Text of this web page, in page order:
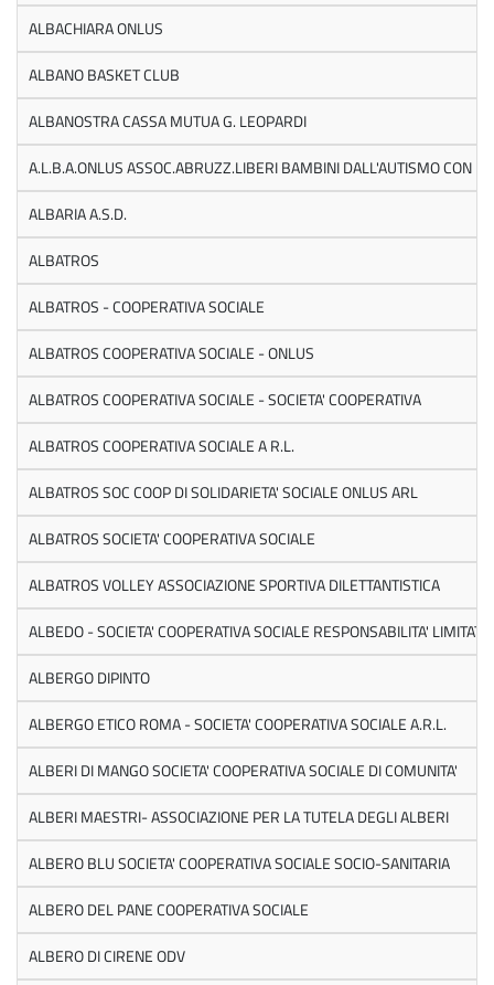
ALBACHIARA ONLUS
ALBANO BASKET CLUB
ALBANOSTRA CASSA MUTUA G. LEOPARDI
A.L.B.A.ONLUS ASSOC.ABRUZZ.LIBERI BAMBINI DALL'AUTISMO CON
ALBARIA A.S.D.
ALBATROS
ALBATROS - COOPERATIVA SOCIALE
ALBATROS COOPERATIVA SOCIALE - ONLUS
ALBATROS COOPERATIVA SOCIALE - SOCIETA' COOPERATIVA
ALBATROS COOPERATIVA SOCIALE A R.L.
ALBATROS SOC COOP DI SOLIDARIETA' SOCIALE ONLUS ARL
ALBATROS SOCIETA' COOPERATIVA SOCIALE
ALBATROS VOLLEY ASSOCIAZIONE SPORTIVA DILETTANTISTICA
ALBEDO - SOCIETA' COOPERATIVA SOCIALE RESPONSABILITA' LIMITATA
ALBERGO DIPINTO
ALBERGO ETICO ROMA - SOCIETA' COOPERATIVA SOCIALE A.R.L.
ALBERI DI MANGO SOCIETA' COOPERATIVA SOCIALE DI COMUNITA'
ALBERI MAESTRI- ASSOCIAZIONE PER LA TUTELA DEGLI ALBERI
ALBERO BLU SOCIETA' COOPERATIVA SOCIALE SOCIO-SANITARIA
ALBERO DEL PANE COOPERATIVA SOCIALE
ALBERO DI CIRENE ODV